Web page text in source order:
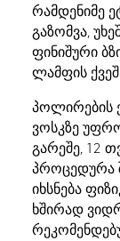
რამდენიმე
გაზომვა,
ფინიშური
ლამფის
პოლირების
ვოსკზე
გარეშე, 12
პროცედურა
იხსნება
ხშირად